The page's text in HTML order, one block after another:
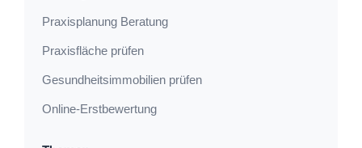
Praxisplanung Beratung
Praxisfläche prüfen
Gesundheitsimmobilien prüfen
Online-Erstbewertung